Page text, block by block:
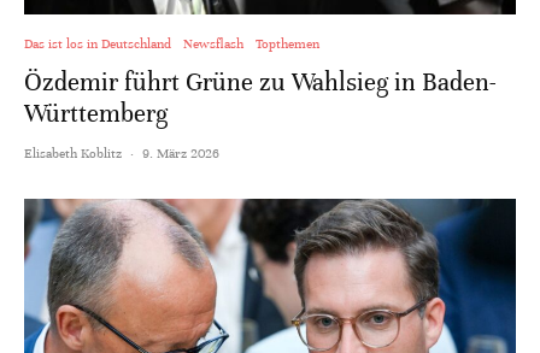
Das ist los in Deutschland Newsflash Topthemen
Özdemir führt Grüne zu Wahlsieg in Baden-
Württemberg
Elisabeth Koblitz · 9. März 2026